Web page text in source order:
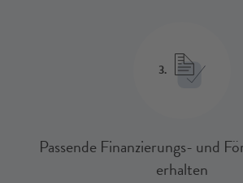
3.
Passende Finanzierungs- und
erhalten